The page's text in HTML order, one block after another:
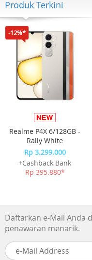
Keamanan Terjamin:
MultiProtect canggih
perlindungan
fitur keamanan
Kelengkapan:
1x Anker 25W USB-C
1x Buku Manual dan
1x Kartu Garansi
Produk Terkini
-12%*
Realme P4X 6/128GB -
Rally White
Rp 3.299.000
+Cashback Bank
Rp 395.880*
Daftarkan e-Mail Anda
penawaran menarik.